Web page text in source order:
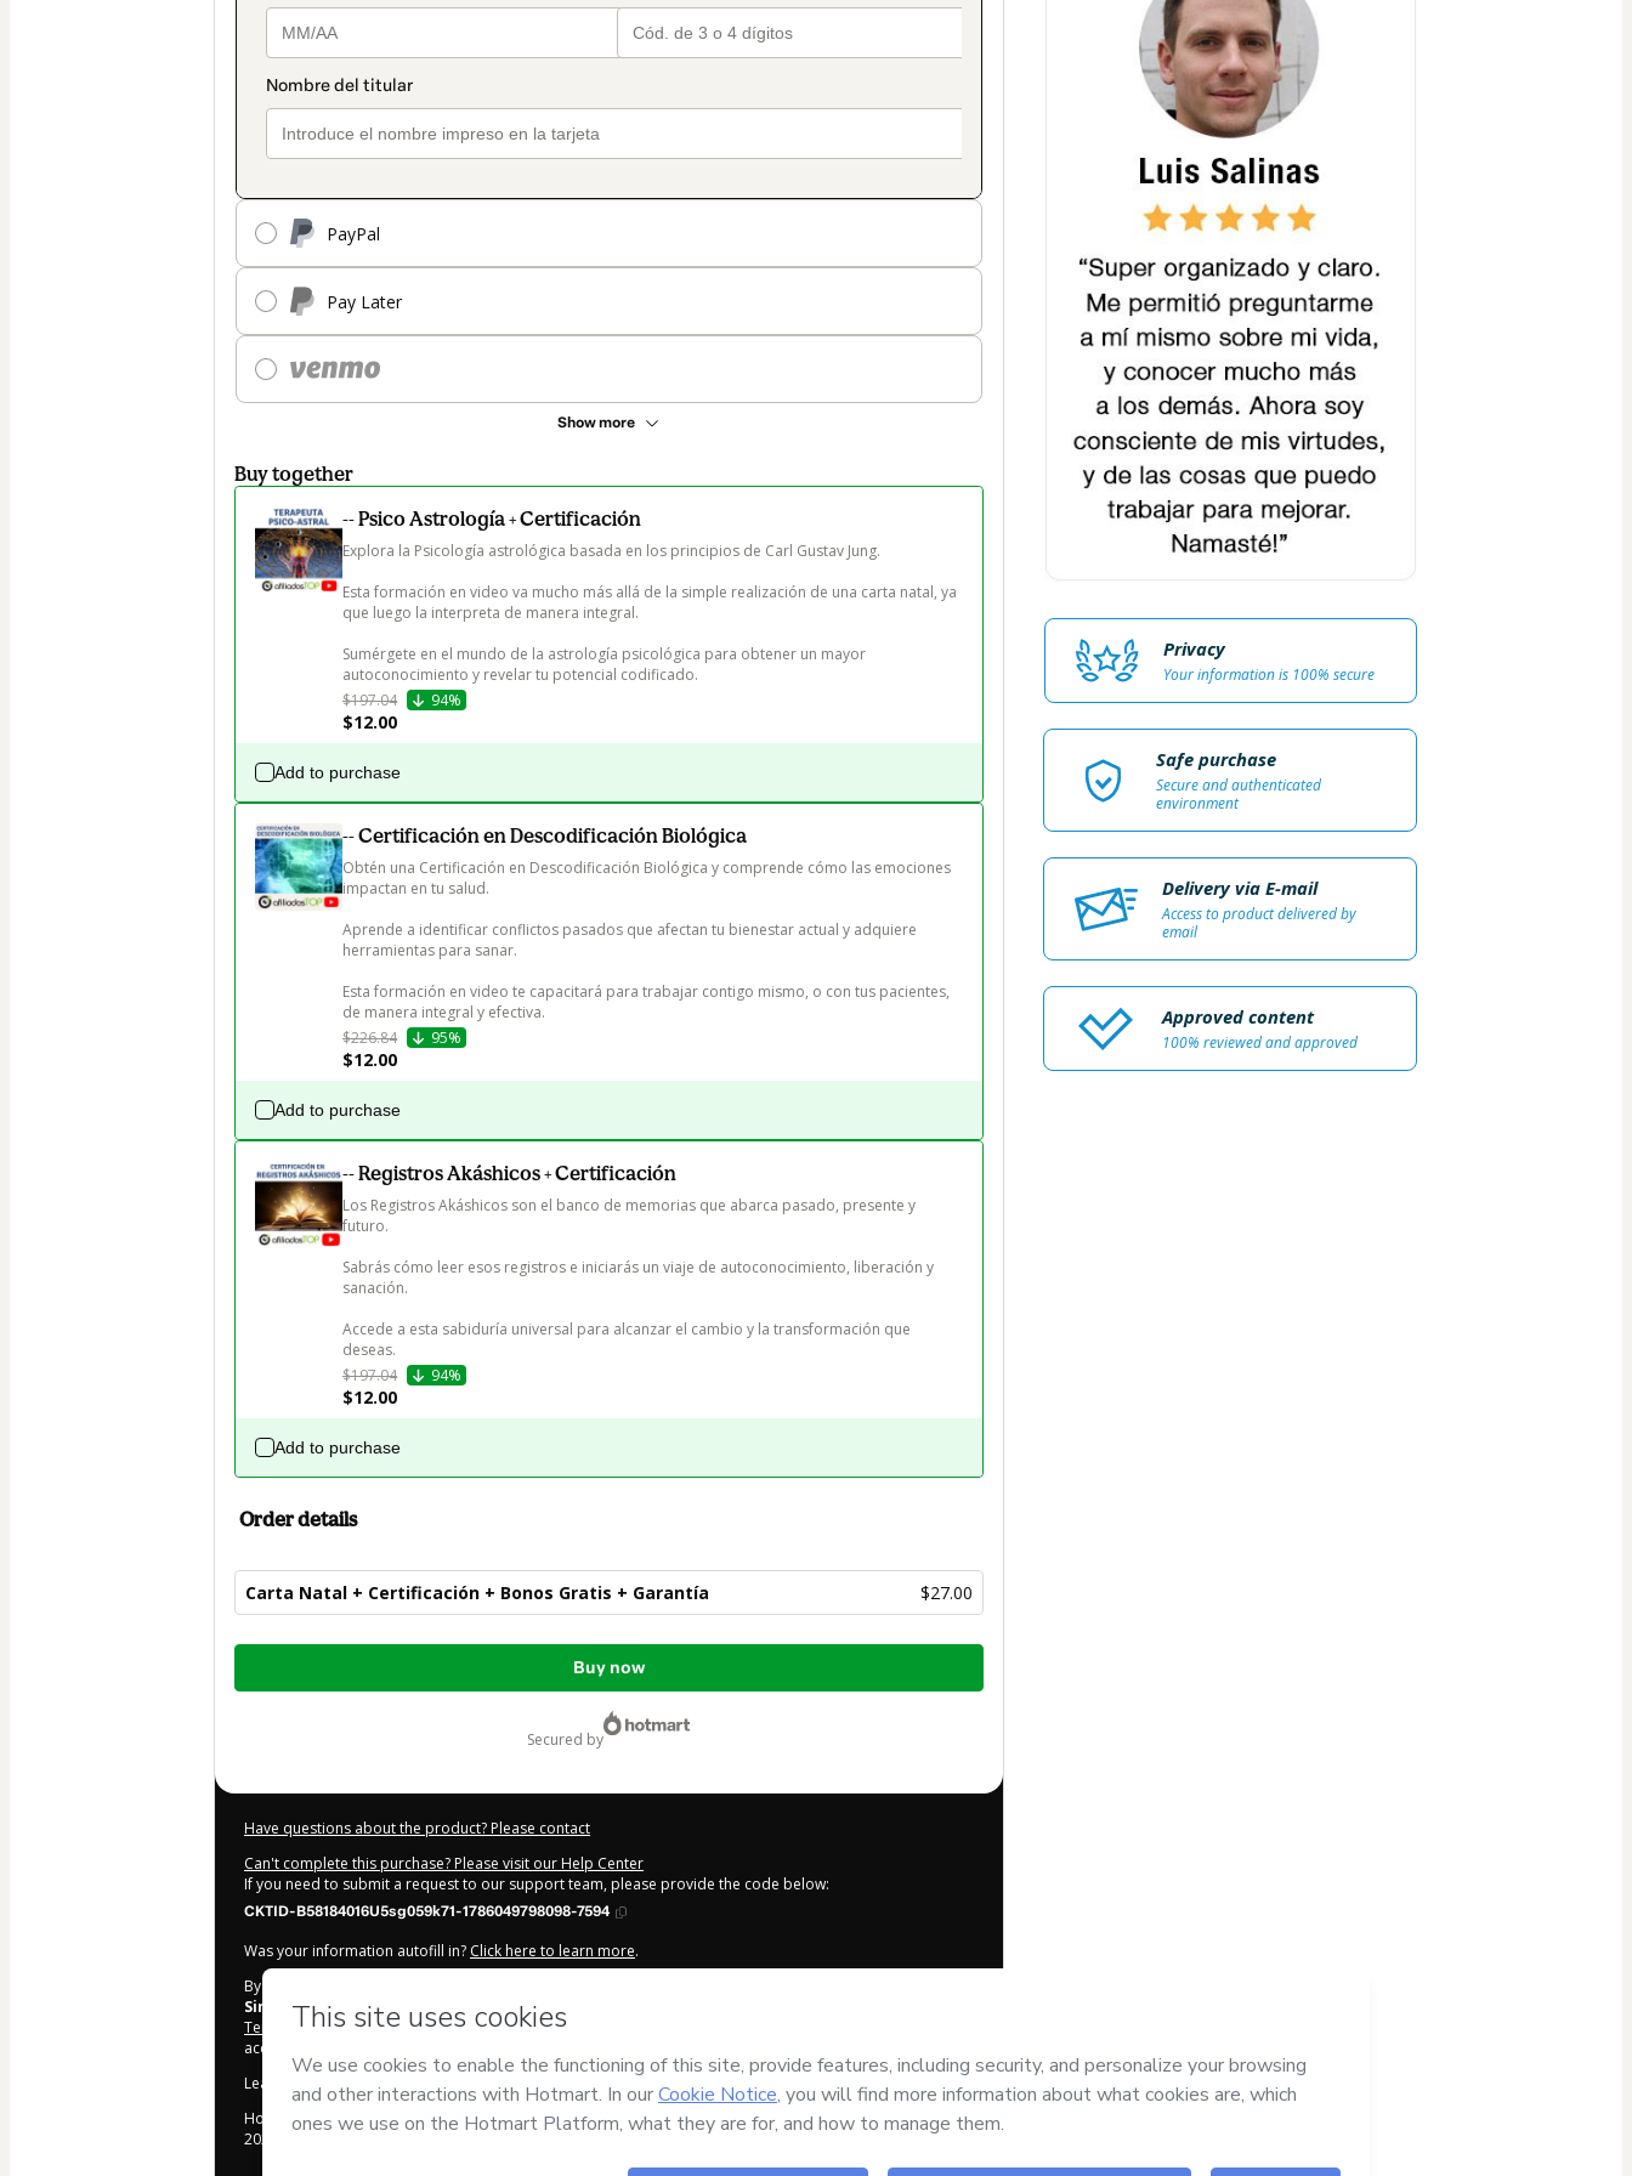
PayPal
Pay Later
Show more
Buy together
-- Psico Astrología + Certificación
Explora la Psicología astrológica basada en los principios de Carl Gustav Jung.
Esta formación en video va mucho más allá de la simple realización de una carta natal, ya
que luego la interpreta de manera integral.
Sumérgete en el mundo de la astrología psicológica para obtener un mayor
autoconocimiento y revelar tu potencial codificado.
$197.04
94%
$12.00
Add to purchase
-- Certificación en Descodificación Biológica
Obtén una Certificación en Descodificación Biológica y comprende cómo las emociones
impactan en tu salud.
Aprende a identificar conflictos pasados que afectan tu bienestar actual y adquiere
herramientas para sanar.
Esta formación en video te capacitará para trabajar contigo mismo, o con tus pacientes,
de manera integral y efectiva.
$226.84
95%
$12.00
Add to purchase
-- Registros Akáshicos + Certificación
Los Registros Akáshicos son el banco de memorias que abarca pasado, presente y
futuro.
Sabrás cómo leer esos registros e iniciarás un viaje de autoconocimiento, liberación y
sanación.
Accede a esta sabiduría universal para alcanzar el cambio y la transformación que
deseas.
$197.04
94%
$12.00
Add to purchase
Order details
Carta Natal + Certificación + Bonos Gratis + Garantía $27.00
Total
Buy now
secured by
Have questions about the product? Please contact
Can't complete this purchase? Please visit our Help Center
If you need to submit a request to our support team, please provide the code below:
CKTID-B58184016U5sg059k71-1786049798098-7594
Was your information autofill in? Click here to learn more.
By clicking 'Buy Now' I declare that I (i) understand that Hotmart is processing this order on behalf of
Simpleclick Inc.and has no responsibility for the content and/or control over it; (ii) agree to Hotmart’s
Terms of Use,Privacy Policyand other company policies
accompanied by a legal guardian.
Learn more about your purchase
here.
Hotmart ©2026- All rights reserved
2026-08-06T20:56:40.218Z
Privacy
Your information is 100% secure
Safe purchase
Secure and authenticated
environment
Delivery via E-mail
Access to product delivered by
email
Approved content
100% reviewed and approved